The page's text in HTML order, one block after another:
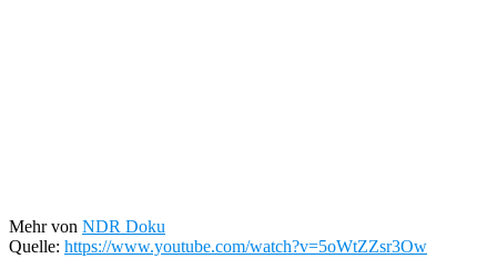
Mehr von NDR Doku
Quelle: https://www.youtube.com/watch?v=5oWtZZsr3Ow